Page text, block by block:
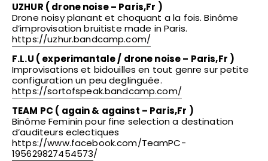
UZHUR ( drone noise – Paris,Fr )
Drone noisy planant et choquant a la fois. Binôme
d’improvisation bruitiste made in Paris.
https://uzhur.bandcamp.com/
F.L.U ( experimantale / drone noise – Paris,Fr )
Improvisations et bidouilles en tout genre sur petite
configuration un peu deglinguée.
https://sortofspeak.bandcamp.com/
TEAM PC ( again & against – Paris,Fr )
Binôme Feminin pour fine selection a destination
d’auditeurs eclectiques
https://www.facebook.com/TeamPC-
195629827454573/